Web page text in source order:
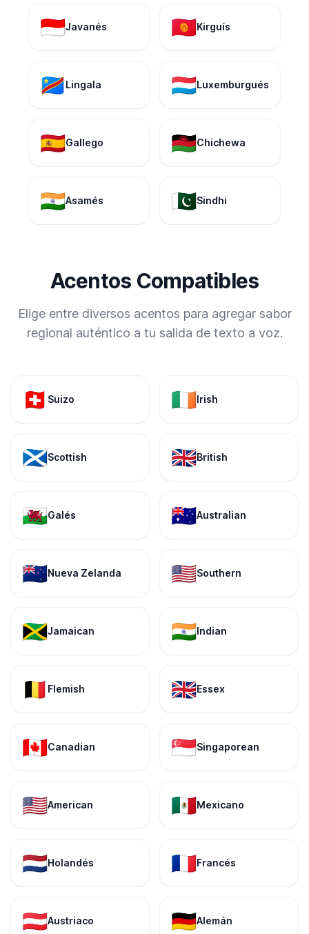
🇮🇩Javanés 🇰🇬Kirguís
🇨🇩Lingala 🇱🇺Luxemburgués
🇪🇸Gallego 🇲🇼Chichewa
🇮🇳Asamés 🇵🇰Sindhi
Acentos Compatibles
Elige entre diversos acentos para agregar sabor
regional auténtico a tu salida de texto a voz.
🇨🇭 Suizo 🇮🇪Irish
🏴󠁧󠁢󠁳󠁣󠁴󠁿Scottish 🇬🇧British
🏴󠁧󠁢󠁷󠁬󠁳󠁿Galés 🇦🇺Australian
🇳🇿Nueva Zelanda 🇺🇸Southern
🇯🇲Jamaican 🇮🇳Indian
🇧🇪 Flemish 🇬🇧Essex
🇨🇦Canadian 🇸🇬Singaporean
🇺🇸American 🇲🇽Mexicano
🇳🇱Holandés 🇫🇷Francés
🇦🇹Austriaco 🇩🇪Alemán